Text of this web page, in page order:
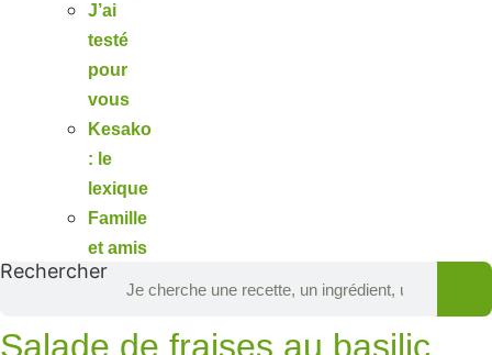
J’ai
testé
pour
vous
Kesako
: le
lexique
Famille
et amis
Rechercher
Salade de fraises au basilic